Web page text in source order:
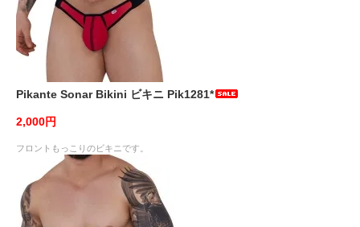
Pikante Sonar Bikini ビキニ Pik1281*
2,000円
フロントもっこりのビキニです。